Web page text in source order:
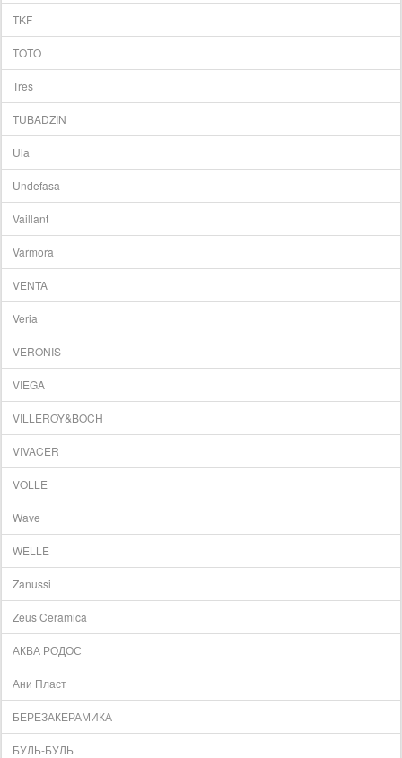
TKF
TOTO
Tres
TUBADZIN
Ula
Undefasa
Vaillant
Varmora
VENTA
Veria
VERONIS
VIEGA
VILLEROY&BOCH
VIVACER
VOLLE
Wave
WELLE
Zanussi
Zeus Ceramica
АКВА РОДОС
Ани Пласт
БЕРЕЗАКЕРАМИКА
БУЛЬ-БУЛЬ